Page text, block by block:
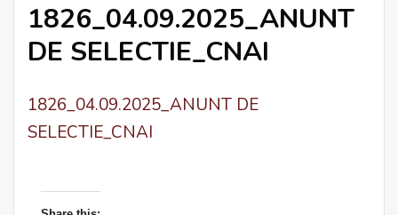
1826_04.09.2025_ANUNT
DE SELECTIE_CNAI
1826_04.09.2025_ANUNT DE
SELECTIE_CNAI